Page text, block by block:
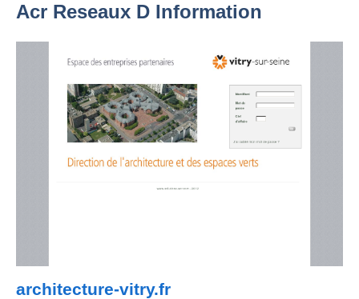
Acr Reseaux D Information
architecture-vitry.fr